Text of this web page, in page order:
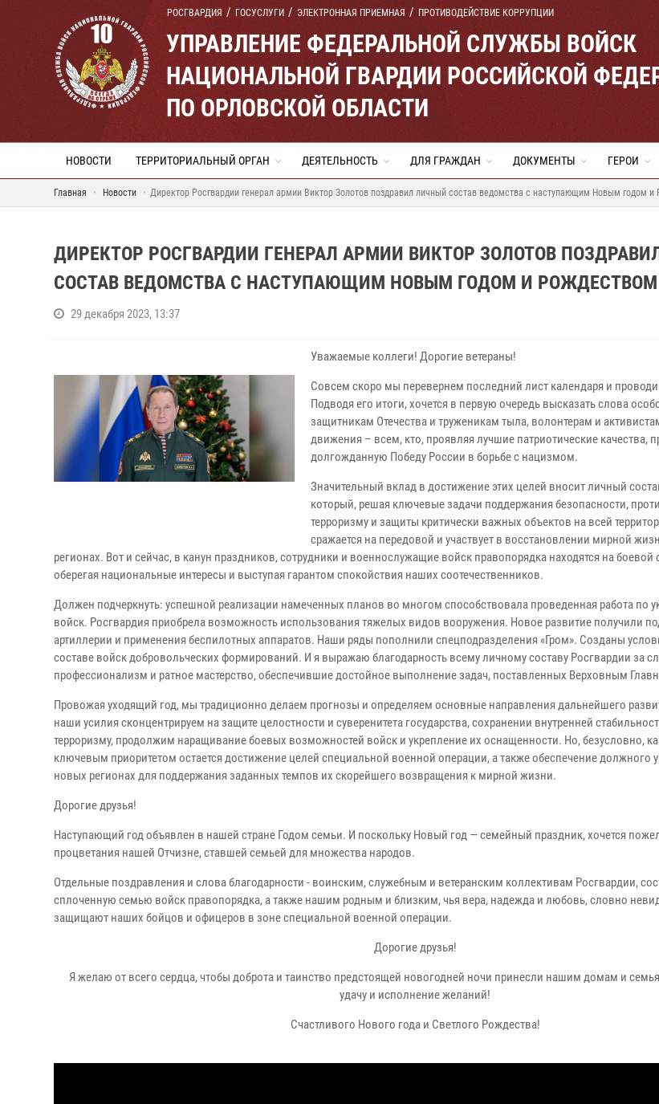
РОСГВАРДИЯ ГОСУСЛУГИ ЭЛЕКТРОННАЯ ПРИЕМНАЯ ПРОТИВОДЕЙСТВИЕ КОРРУПЦИИ
УПРАВЛЕНИЕ ФЕДЕРАЛЬНОЙ СЛУЖБЫ ВОЙСК
НАЦИОНАЛЬНОЙ ГВАРДИИ РОССИЙСКОЙ
ПО ОРЛОВСКОЙ ОБЛАСТИ
НОВОСТИ ТЕРРИТОРИАЛЬНЫЙ ОРГАН ДЕЯТЕЛЬНОСТЬ ДЛЯ ГРАЖДАН ДОКУМЕНТЫ ГЕРОИ
Главная Новости Директор Росгвардии генерал армии Виктор Золотов поздравил личный состав ведомства с наступающим Новым годом
ДИРЕКТОР РОСГВАРДИИ ГЕНЕРАЛ АРМИИ ВИКТОР ЗОЛОТОВ
СОСТАВ ВЕДОМСТВА С НАСТУПАЮЩИМ НОВЫМ ГОДОМ И РОЖДЕСТВОМ
29 декабря 2023, 13:37
Уважаемые коллеги! Дорогие ветераны!
Совсем скоро мы перевернем последний лист календаря и
Подводя его итоги, хочется в первую очередь высказать слова
защитникам Отечества и труженикам тыла, волонтерам и
движения – всем, кто, проявляя лучшие патриотические качества,
долгожданную Победу России в борьбе с нацизмом.
Значительный вклад в достижение этих целей вносит личный
который, решая ключевые задачи поддержания безопасности,
терроризму и защиты критически важных объектов на всей
сражается на передовой и участвует в восстановлении мирной
регионах. Вот и сейчас, в канун праздников, сотрудники и военнослужащие войск правопорядка находятся на
оберегая национальные интересы и выступая гарантом спокойствия наших соотечественников.
Должен подчеркнуть: успешной реализации намеченных планов во многом способствовала проведенная работа по
войск. Росгвардия приобрела возможность использования тяжелых видов вооружения. Новое развитие получили
артиллерии и применения беспилотных аппаратов. Наши ряды пополнили спецподразделения «Гром». Созданы
составе войск добровольческих формирований. И я выражаю благодарность всему личному составу Росгвардии за
профессионализм и ратное мастерство, обеспечившие достойное выполнение задач, поставленных Верховным
Провожая уходящий год, мы традиционно делаем прогнозы и определяем основные направления дальнейшего
наши усилия сконцентрируем на защите целостности и суверенитета государства, сохранении внутренней
терроризму, продолжим наращивание боевых возможностей войск и укрепление их оснащенности. Но, безусловно,
ключевым приоритетом остается достижение целей специальной военной операции, а также обеспечение должного
новых регионах для поддержания заданных темпов их скорейшего возвращения к мирной жизни.
Дорогие друзья!
Наступающий год объявлен в нашей стране Годом семьи. И поскольку Новый год — семейный праздник, хочется
процветания нашей Отчизне, ставшей семьей для множества народов.
Отдельные поздравления и слова благодарности - воинским, служебным и ветеранским коллективам Росгвардии,
сплоченную семью войск правопорядка, а также нашим родным и близким, чья вера, надежда и любовь, словно
защищают наших бойцов и офицеров в зоне специальной военной операции.
Дорогие друзья!
Я желаю от всего сердца, чтобы доброта и таинство предстоящей новогодней ночи принесли нашим домам и
удачу и исполнение желаний!
Счастливого Нового года и Светлого Рождества!